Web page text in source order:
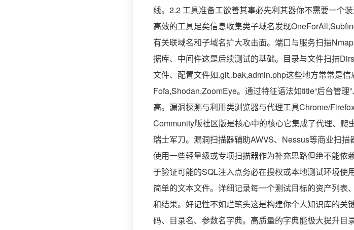
线。2.2 工具准备工欲善其事必先利其器你不需要一个
高效的工具足矣信息收集类子域名发现
有关联域名和子域名扩大攻击面。端口与服务扫描
据库、中间件这是后续测试的基础。目录与文件扫描
文件、配置文件如.git,.bak,admin.php这些地方常常是
Fofa,Shodan,ZoomEye。通过特征语法如title“后台管理
高。漏洞探测与利用类浏览器与代理工具Chrome/
Community版社区版是核心中的核心它集成了代理、
瑞士军刀。漏洞扫描器辅助AWVS、Nessus等商业扫
使用一些轻量级或专项扫描器作为补充思路但绝不能
于验证可能的SQL注入点务必在授权或本地测试环境
简单的文本文件。详细记录每一个测试目标的资产列
和结果。好记性不如烂笔头这是构建你个人知识库的关
码、目录名、参数名字典。高质量的字典能极大提升目